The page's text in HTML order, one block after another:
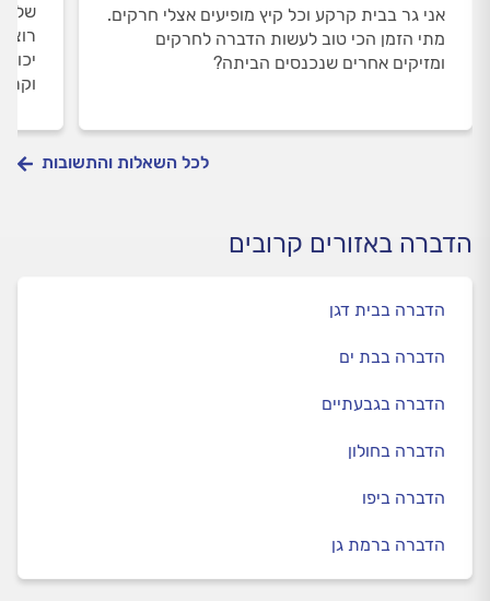
אני גר בבית קרקע וכל קיץ מופיעים אצלי חרקים.
מתי הזמן הכי טוב לעשות הדברה לחרקים
ומזיקים אחרים שנכנסים הביתה?
שלא
לכל השאלות והתשובות
הדברה באזורים קרובים
הדברה בבית דגן
הדברה בבת ים
הדברה בגבעתיים
הדברה בחולון
הדברה ביפו
הדברה ברמת גן